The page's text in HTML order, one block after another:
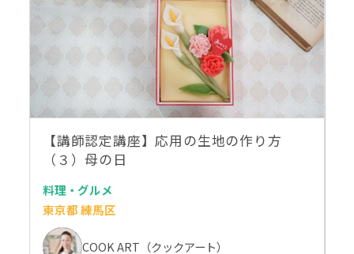
【講師認定講座】応用の生地の作り方
（３）母の日
料理・グルメ
東京都 練馬区
COOK ART（クックアート）